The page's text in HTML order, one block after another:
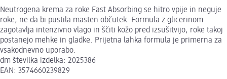
Neutrogena krema za roke Fast Absorbing se hitro vpije in neguje
roke, ne da bi pustila masten občutek. Formula z glicerinom
zagotavlja intenzivno vlago in ščiti kožo pred izsušitvijo, roke takoj
postanejo mehke in gladke. Prijetna lahka formula je primerna za
vsakodnevno uporabo.
dm številka izdelka: 2025386
EAN: 3574660239829